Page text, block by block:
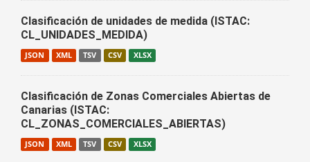
Clasificación de unidades de medida (ISTAC:
CL_UNIDADES_MEDIDA)
JSON XML TSV CSV XLSX
Clasificación de Zonas Comerciales Abiertas de
Canarias (ISTAC:
CL_ZONAS_COMERCIALES_ABIERTAS)
JSON XML TSV CSV XLSX